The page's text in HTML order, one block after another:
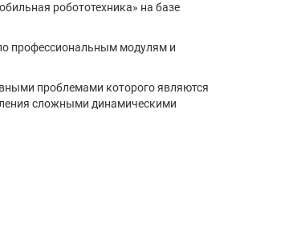
робототехника» на базе
профессиональным модулям и
проблемами которого являются
сложными динамическими